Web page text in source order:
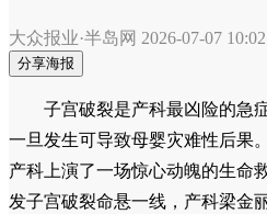
大众报业·半岛网 2026-07-07 10:02
分享海报
子宫破裂是产科最凶险的急
一旦发生可导致母婴灾难性后果
产科上演了一场惊心动魄的生命
发子宫破裂命悬一线，产科梁金